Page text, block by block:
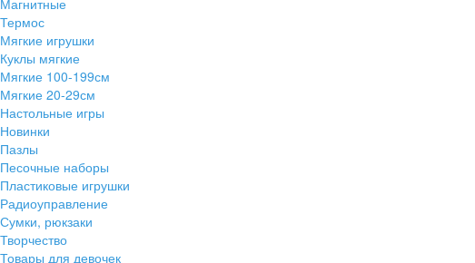
Магнитные
Термос
Мягкие игрушки
Куклы мягкие
Мягкие 100-199см
Мягкие 20-29см
Настольные игры
Новинки
Пазлы
Песочные наборы
Пластиковые игрушки
Радиоуправление
Сумки, рюкзаки
Творчество
Товары для девочек